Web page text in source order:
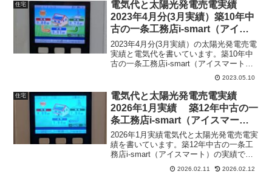
住宅
電気代と太陽光発電売電実績
2023年4月分(3月実績）築10年中
古の一条工務店i-smart（アイス
マート）
2023年4月分(3月実績）の太陽光発電売電
実績と電気代を書いています。築10年中
古の一条工務店i-smart（アイスマート）
2023.05.10
住宅
電気代と太陽光発電売電実績
2026年1月実績 築12年中古の一
条工務店i-smart（アイスマー
ト）
2026年1月実績電気代と太陽光発電売電実
績を書いています。築12年中古の一条工
務店i-smart（アイスマート）の実績で
2026.02.11 2026.02.12